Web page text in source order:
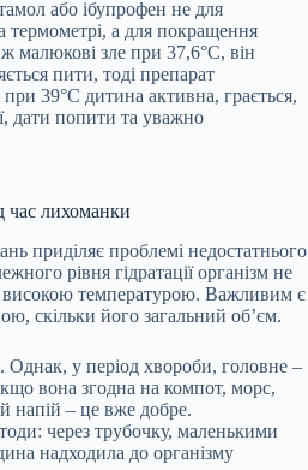
або ібупрофен не для
термометрі, а для покращення
зле при 37,6°C, він
пити, тоді препарат
39°C дитина активна, грається,
дати попити та уважно
час лихоманки
приділяє проблемі недостатнього
рівня гідратації організм не
температурою. Важливим є
скільки його загальний об’єм.
у період хвороби, головне –
вона згодна на компот, морс,
напій – це вже добре.
через трубочку, маленькими
надходила до організму